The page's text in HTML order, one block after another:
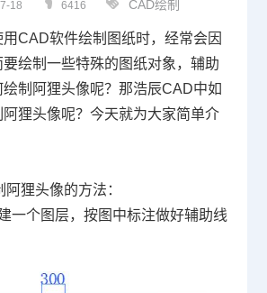
18 6416 CAD绘制
CAD软件绘制图纸时，经常会因
绘制一些特殊的图纸对象，辅助
制阿狸头像呢？那浩辰CAD中如
狸头像呢？今天就为大家简单介
狸头像的方法：
一个图层，按图中标注做好辅助线